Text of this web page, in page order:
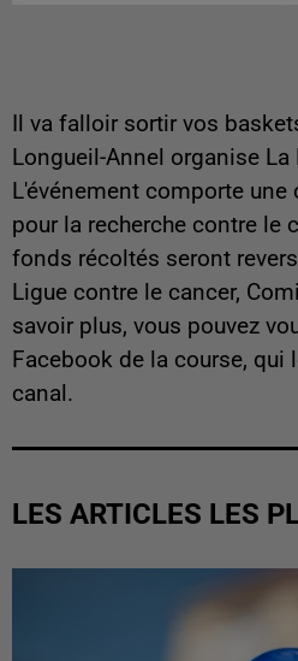
Il va falloir sortir vos
Longueil-Annel organise La
L'événement comporte une
pour la recherche contre le
fonds récoltés seront
Ligue contre le cancer,
savoir plus, vous pouvez
Facebook de la course, qui
canal.
LES ARTICLES LES